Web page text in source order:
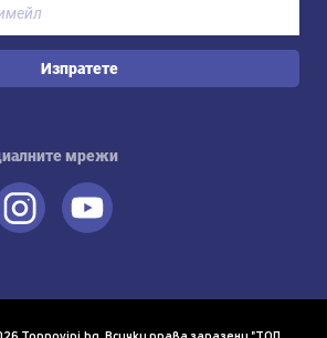
Изпратете
мрежи